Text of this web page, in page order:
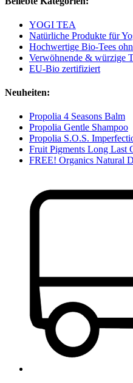
YOGI TEA
Natürliche Produkte für
Hochwertige Bio-Tees
Verwöhnende & würzige
EU-Bio zertifiziert
Neuheiten:
Propolia 4 Seasons Balm
Propolia Gentle Shampoo
Propolia S.O.S.
Fruit Pigments Long Last
FREE! Organics Natural